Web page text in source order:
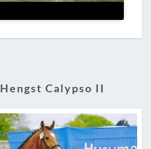
Hengst Calypso II